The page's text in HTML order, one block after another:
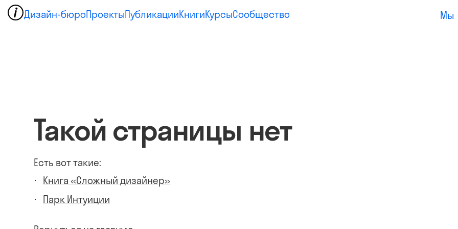
Дизайн-бюроПроектыПубликацииКнигиКурсыСообщество Мы
Такой страницы нет
Есть вот такие:
Книга «Сложный дизайнер»
Парк Интуиции